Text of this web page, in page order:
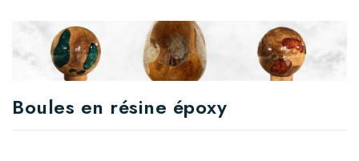
Boules en résine époxy